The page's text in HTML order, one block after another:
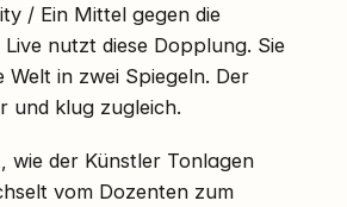
/ Ein Mittel gegen die
nutzt diese Dopplung. Sie
Welt in zwei Spiegeln. Der
und klug zugleich.
wie der Künstler Tonlagen
vom Dozenten zum